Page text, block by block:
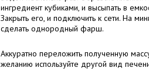
ингредиент кубиками, и высыпать в
Закрыть его, и подключить к сети. На
сделать однородный фарш.
Аккуратно переложить полученную
желанию используйте другой вид